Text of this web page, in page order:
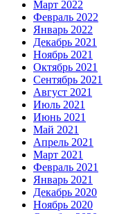
Март 2022
Февраль 2022
Январь 2022
Декабрь 2021
Ноябрь 2021
Октябрь 2021
Сентябрь 2021
Август 2021
Июль 2021
Июнь 2021
Май 2021
Апрель 2021
Март 2021
Февраль 2021
Январь 2021
Декабрь 2020
Ноябрь 2020